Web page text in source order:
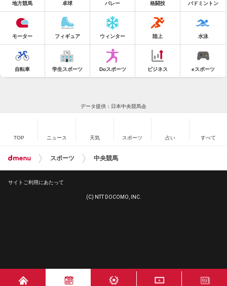
地方競馬 卓球 バレー 格闘技 バドミントン
モーター フィギュア ウィンター 陸上 水泳
自転車 学生スポーツ Doスポーツ ビジネス eスポーツ
データ提供：日本中央競馬会
TOP ニュース 天気 スポーツ 占い すべて
スポーツ 中央競馬
サイトご利用にあたって
(C) NTT DOCOMO, INC.